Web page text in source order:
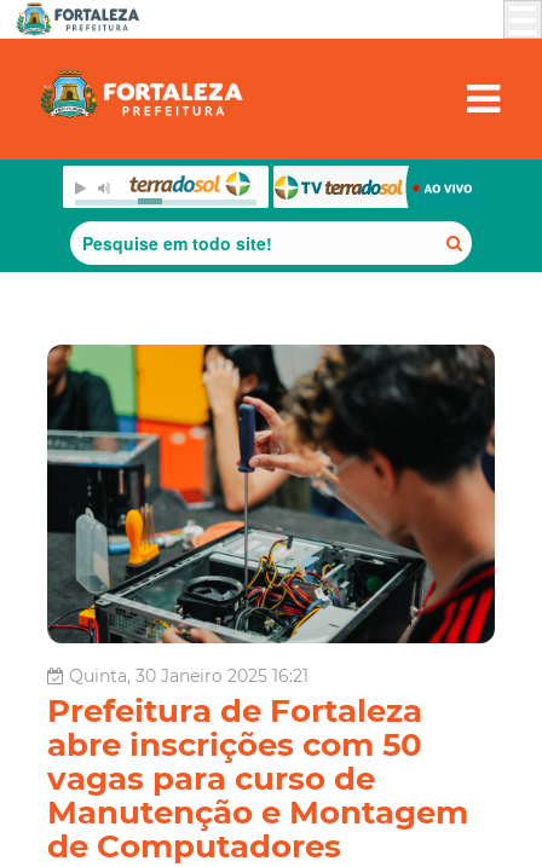
Quinta, 30 Janeiro 2025 16:21
Prefeitura de Fortaleza
abre inscrições com 50
vagas para curso de
Manutenção e Montagem
de Computadores